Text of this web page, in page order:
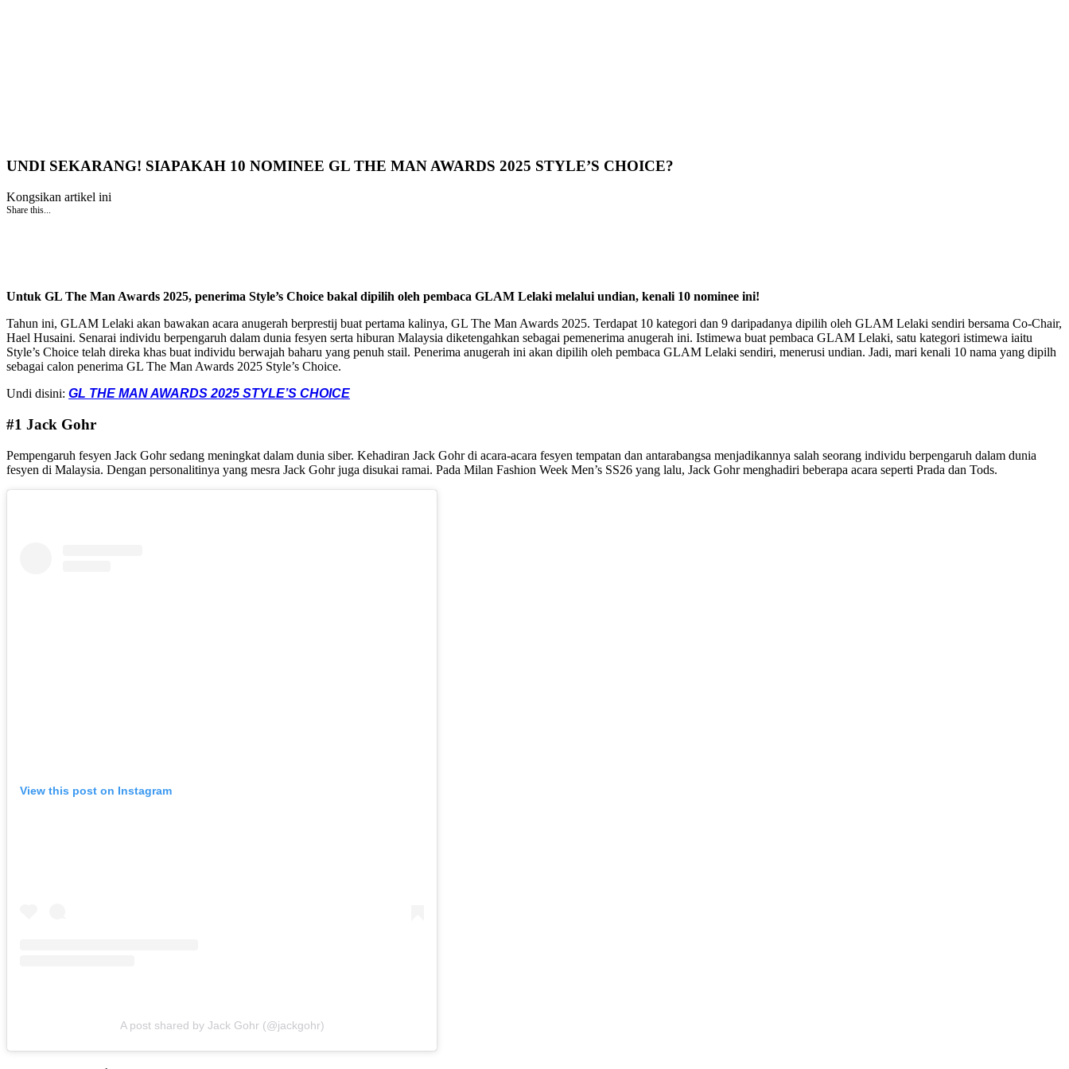
UNDI SEKARANG! SIAPAKAH 10 NOMINEE GL THE MAN AWARDS 2025 STYLE’S CHOICE?
Kongsikan artikel ini
Share this...
Untuk GL The Man Awards 2025, penerima Style’s Choice bakal dipilih oleh pembaca GLAM Lelaki melalui undian, kenali 10 nominee ini!
Tahun ini, GLAM Lelaki akan bawakan acara anugerah berprestij buat pertama kalinya, GL The Man Awards 2025. Terdapat 10 kategori dan 9 daripadanya dipilih oleh GLAM Lelaki sendiri bersama Co-Chair,
Hael Husaini. Senarai individu berpengaruh dalam dunia fesyen serta hiburan Malaysia diketengahkan sebagai pemenerima anugerah ini. Istimewa buat pembaca GLAM Lelaki, satu kategori istimewa iaitu
Style’s Choice telah direka khas buat individu berwajah baharu yang penuh stail. Penerima anugerah ini akan dipilih oleh pembaca GLAM Lelaki sendiri, menerusi undian. Jadi, mari kenali 10 nama yang dipilh
sebagai calon penerima GL The Man Awards 2025 Style’s Choice.
Undi disini: GL THE MAN AWARDS 2025 STYLE’S CHOICE
#1 Jack Gohr
Pempengaruh fesyen Jack Gohr sedang meningkat dalam dunia siber. Kehadiran Jack Gohr di acara-acara fesyen tempatan dan antarabangsa menjadikannya salah seorang individu berpengaruh dalam dunia
fesyen di Malaysia. Dengan personalitinya yang mesra Jack Gohr juga disukai ramai. Pada Milan Fashion Week Men’s SS26 yang lalu, Jack Gohr menghadiri beberapa acara seperti Prada dan Tods.
View this post on Instagram
A post shared by Jack Gohr (@jackgohr)